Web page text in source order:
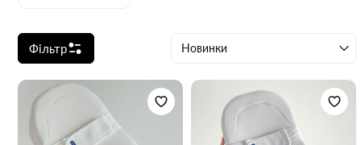
Фільтр Новинки